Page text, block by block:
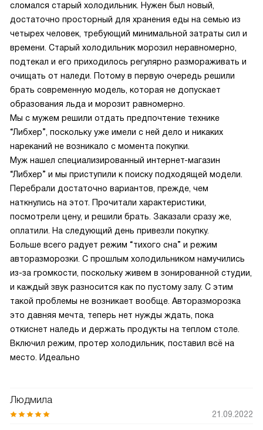
сломался старый холодильник. Нужен был новый,
достаточно просторный для хранения еды на семью из
четырех человек, требующий минимальной затраты сил и
времени. Старый холодильник морозил неравномерно,
подтекал и его приходилось регулярно размораживать и
очищать от наледи. Потому в первую очередь решили
брать современную модель, которая не допускает
образования льда и морозит равномерно.
Мы с мужем решили отдать предпочтение технике
“Либхер”, поскольку уже имели с ней дело и никаких
нареканий не возникало с момента покупки.
Муж нашел специализированный интернет-магазин
“Либхер” и мы приступили к поиску подходящей модели.
Перебрали достаточно вариантов, прежде, чем
наткнулись на этот. Прочитали характеристики,
посмотрели цену, и решили брать. Заказали сразу же,
оплатили. На следующий день привезли покупку.
Больше всего радует режим “тихого сна” и режим
авторазморозки. С прошлым холодильником намучились
из-за громкости, поскольку живем в зонированной студии,
и каждый звук разносится как по пустому залу. С этим
такой проблемы не возникает вообще. Авторазморозка
это давняя мечта, теперь нет нужды ждать, пока
откиснет наледь и держать продукты на теплом столе.
Включил режим, протер холодильник, поставил всё на
место. Идеально
Людмила
21.09.2022